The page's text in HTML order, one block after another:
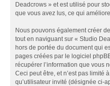
Deadcrows » et est utilisé pour
que vous avez lus, ce qui
Nous pouvons également créer
tout en naviguant sur « Studio
hors de portée du document qui
pages créées par le logiciel
récupérer l’information que vous
Ceci peut être, et n’est pas limité
qu’utilisateur invité (désignée ci-